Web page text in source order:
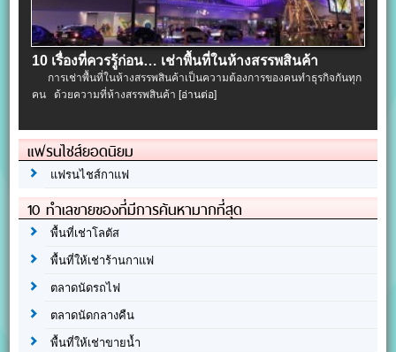
10 เรื่องที่ควรรู้ก่อน… เช่าพื้นที่ในห้างสรรพสินค้า
การเช่าพื้นที่ในห้างสรรพสินค้าเป็นความต้องการของคนทำธุรกิจกันทุก
คน ด้วยความที่ห้างสรรพสินค้า[อ่านต่อ]
แฟรนไชส์ยอดนิยม
แฟรนไชส์กาแฟ
10 ทำเลขายของที่มีการค้นหามากที่สุด
พื้นที่เช่าโลตัส
พื้นที่ให้เช่าร้านกาแฟ
ตลาดนัดรถไฟ
ตลาดนัดกลางคืน
พื้นที่ให้เช่าขายน้ำ